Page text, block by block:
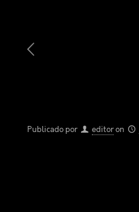
Publicado por editoron